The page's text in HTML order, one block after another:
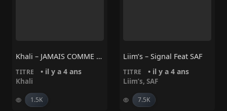
Khali – JAMAIS COMME ILS VONT
TITRE • il y a 4 ans
Khali
1.5K
Liim’s – Signal Feat SAF
TITRE • il y a 4 ans
Liim’s, SAF
7.5K